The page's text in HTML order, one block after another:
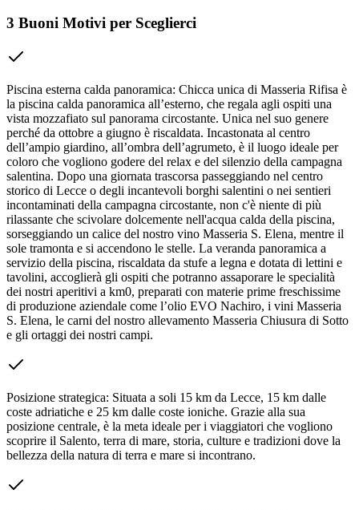
3 Buoni Motivi per Sceglierci
Piscina esterna calda panoramica: Chicca unica di Masseria Rifisa è
la piscina calda panoramica all’esterno, che regala agli ospiti una
vista mozzafiato sul panorama circostante. Unica nel suo genere
perché da ottobre a giugno è riscaldata. Incastonata al centro
dell’ampio giardino, all’ombra dell’agrumeto, è il luogo ideale per
coloro che vogliono godere del relax e del silenzio della campagna
salentina. Dopo una giornata trascorsa passeggiando nel centro
storico di Lecce o degli incantevoli borghi salentini o nei sentieri
incontaminati della campagna circostante, non c'è niente di più
rilassante che scivolare dolcemente nell'acqua calda della piscina,
sorseggiando un calice del nostro vino Masseria S. Elena, mentre il
sole tramonta e si accendono le stelle. La veranda panoramica a
servizio della piscina, riscaldata da stufe a legna e dotata di lettini e
tavolini, accoglierà gli ospiti che potranno assaporare le specialità
dei nostri aperitivi a km0, preparati con materie prime freschissime
di produzione aziendale come l’olio EVO Nachiro, i vini Masseria
S. Elena, le carni del nostro allevamento Masseria Chiusura di Sotto
e gli ortaggi dei nostri campi.
Posizione strategica: Situata a soli 15 km da Lecce, 15 km dalle
coste adriatiche e 25 km dalle coste ioniche. Grazie alla sua
posizione centrale, è la meta ideale per i viaggiatori che vogliono
scoprire il Salento, terra di mare, storia, culture e tradizioni dove la
bellezza della natura di terra e mare si incontrano.